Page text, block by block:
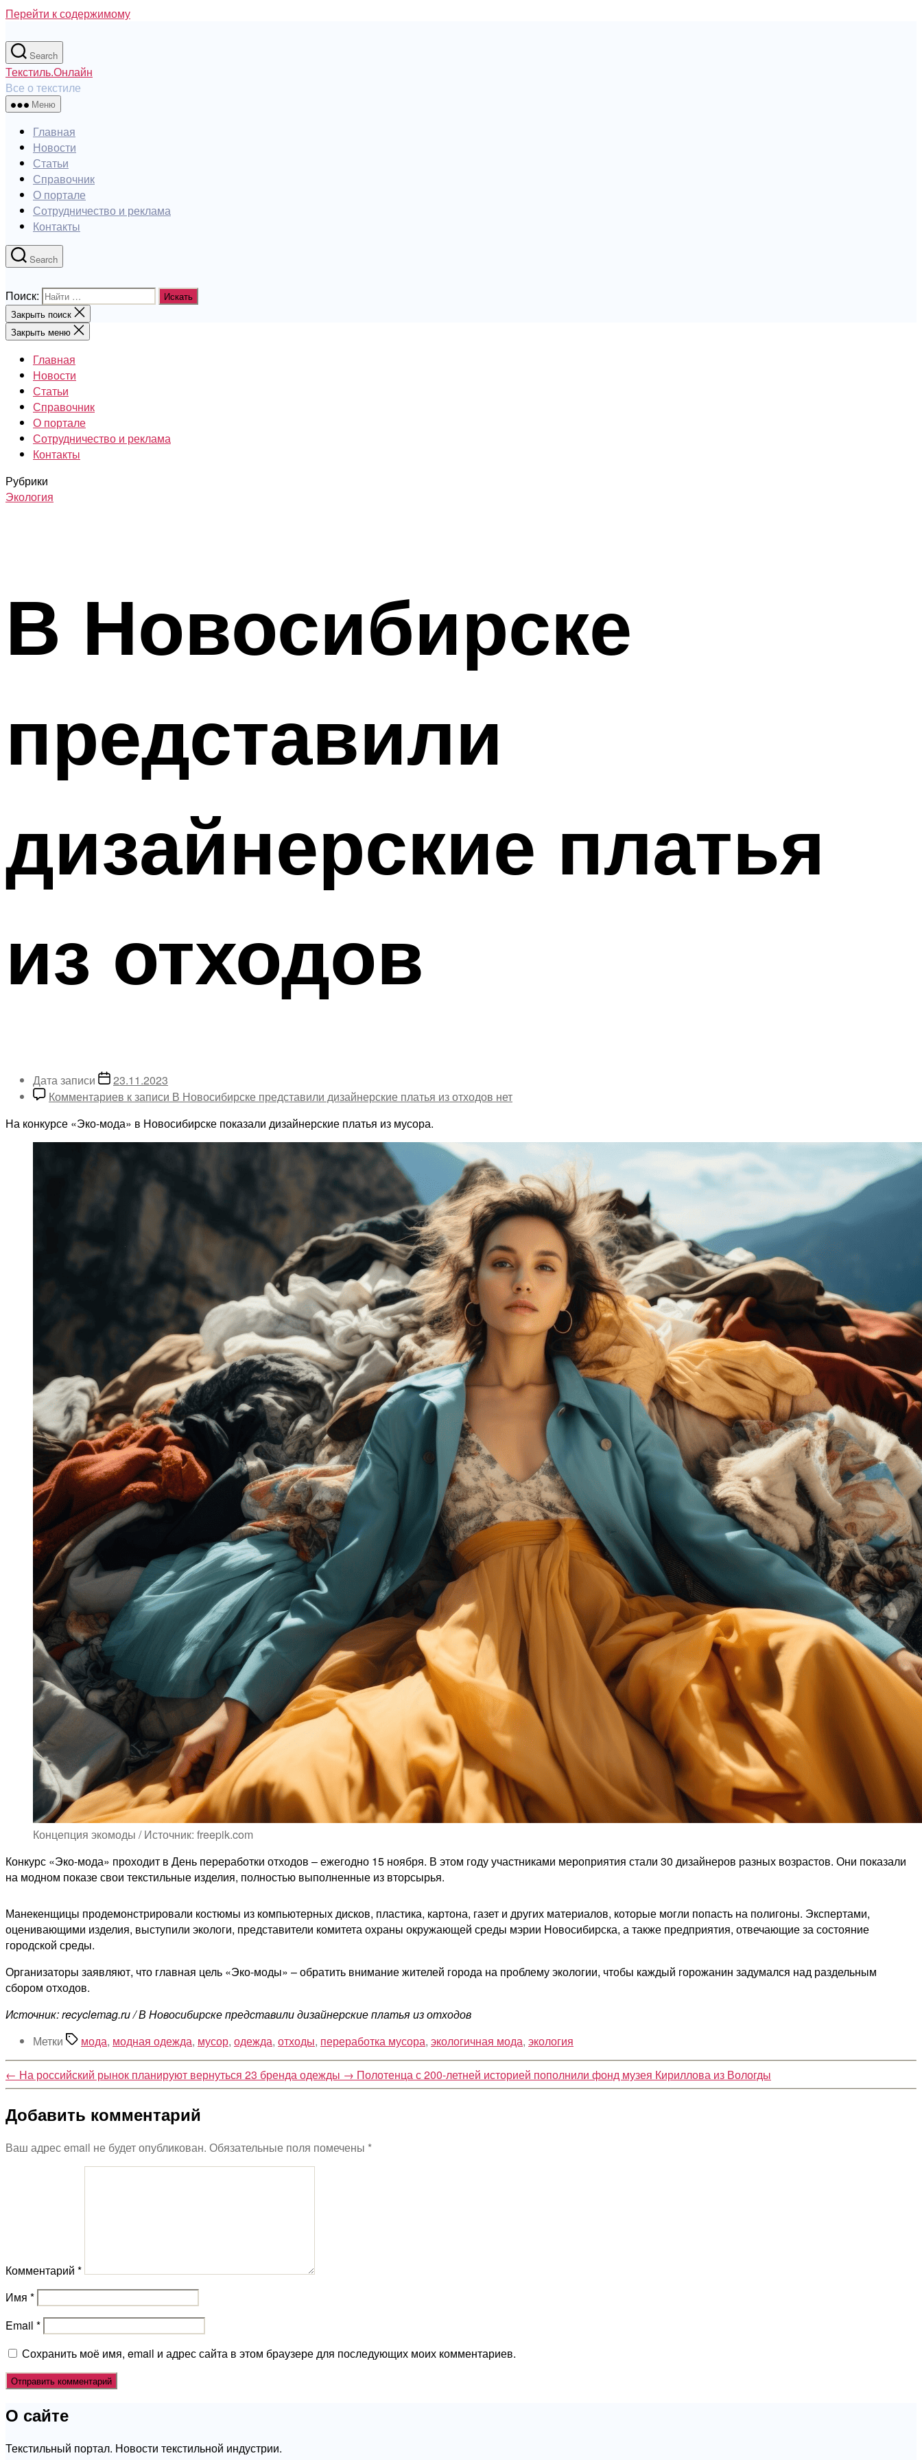
Перейти к содержимому
Search
Текстиль.Онлайн
Все о текстиле
Меню
Главная
Новости
Статьи
Справочник
О портале
Сотрудничество и реклама
Контакты
Search
Поиск:
Закрыть поиск
Закрыть меню
Главная
Новости
Статьи
Справочник
О портале
Сотрудничество и реклама
Контакты
Рубрики
Экология
В Новосибирске
представили
дизайнерские платья
из отходов
Дата записи
23.11.2023
Комментариев к записи В Новосибирске представили дизайнерские платья из отходов нет
На конкурсе «Эко-мода» в Новосибирске показали дизайнерские платья из мусора.
Концепция экомоды / Источник: freepik.com
Конкурс «Эко-мода» проходит в День переработки отходов – ежегодно 15 ноября. В этом году участниками мероприятия стали 30 дизайнеров разных возрастов. Они показали
на модном показе свои текстильные изделия, полностью выполненные из вторсырья.
Манекенщицы продемонстрировали костюмы из компьютерных дисков, пластика, картона, газет и других материалов, которые могли попасть на полигоны. Экспертами,
оценивающими изделия, выступили экологи, представители комитета охраны окружающей среды мэрии Новосибирска, а также предприятия, отвечающие за состояние
городской среды.
Организаторы заявляют, что главная цель «Эко-моды» – обратить внимание жителей города на проблему экологии, чтобы каждый горожанин задумался над раздельным
сбором отходов.
Источник: recyclemag.ru / В Новосибирске представили дизайнерские платья из отходов
Метки
мода, модная одежда, мусор, одежда, отходы, переработка мусора, экологичная мода, экология
← На российский рынок планируют вернуться 23 бренда одежды → Полотенца с 200-летней историей пополнили фонд музея Кириллова из Вологды
Добавить комментарий
Ваш адрес email не будет опубликован. Обязательные поля помечены *
Комментарий *
Имя *
Email *
Сохранить моё имя, email и адрес сайта в этом браузере для последующих моих комментариев.
О сайте
Текстильный портал. Новости текстильной индустрии.